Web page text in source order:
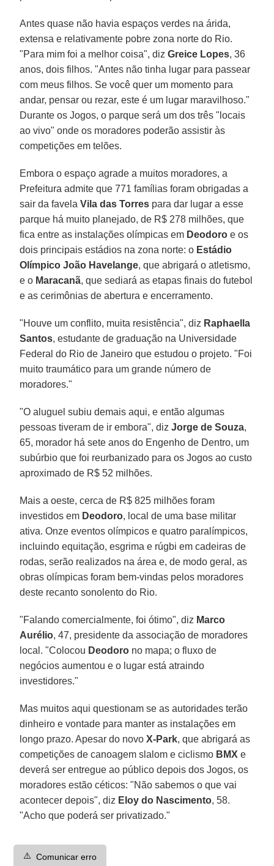
Antes quase não havia espaços verdes na árida,
extensa e relativamente pobre zona norte do Rio.
"Para mim foi a melhor coisa", dizGreice Lopes, 36
anos, dois filhos. "Antes não tinha lugar para passear
com meus filhos. Se você quer um momento para
andar, pensar ou rezar, este é um lugar maravilhoso."
Durante os Jogos, o parque será um dos três "locais
ao vivo" onde os moradores poderão assistir às
competições em telões.
Embora o espaço agrade a muitos moradores, a
Prefeitura admite que 771 famílias foram obrigadas a
sair da favela Vila das Torres para dar lugar a esse
parque há muito planejado, de R$ 278 milhões, que
fica entre as instalações olímpicas em Deodoro e os
dois principais estádios na zona norte: o Estádio
Olímpico João Havelange, que abrigará o atletismo,
e o Maracanã, que sediará as etapas finais do futebol
e as cerimônias de abertura e encerramento.
"Houve um conflito, muita resistência", diz Raphaella
Santos, estudante de graduação na Universidade
Federal do Rio de Janeiro que estudou o projeto. "Foi
muito traumático para um grande número de
moradores."
"O aluguel subiu demais aqui, e então algumas
pessoas tiveram de ir embora", dizJorge de Souza,
65, morador há sete anos do Engenho de Dentro, um
subúrbio que foi reurbanizado para os Jogos ao custo
aproximado de R$ 52 milhões.
Mais a oeste, cerca de R$ 825 milhões foram
investidos em Deodoro, local de uma base militar
ativa. Onze eventos olímpicos e quatro paralímpicos,
incluindo equitação, esgrima e rúgbi em cadeiras de
rodas, serão realizados na área e, de modo geral, as
obras olímpicas foram bem-vindas pelos moradores
deste recanto sonolento do Rio.
"Falando comercialmente, foi ótimo", diz Marco
Aurélio, 47, presidente da associação de moradores
local. "Colocou Deodoro no mapa; o fluxo de
negócios aumentou e o lugar está atraindo
investidores."
Mas muitos aqui questionam se as autoridades terão
dinheiro e vontade para manter as instalações em
longo prazo. Apesar do novoX-Park, que abrigará as
competições de canoagem slalom e ciclismo BMX e
deverá ser entregue ao público depois dos Jogos, os
moradores estão céticos: "Não sabemos o que vai
acontecer depois", diz Eloy do Nascimento, 58.
"Acho que poderá ser privatizado."
⚠️ Comunicar erro